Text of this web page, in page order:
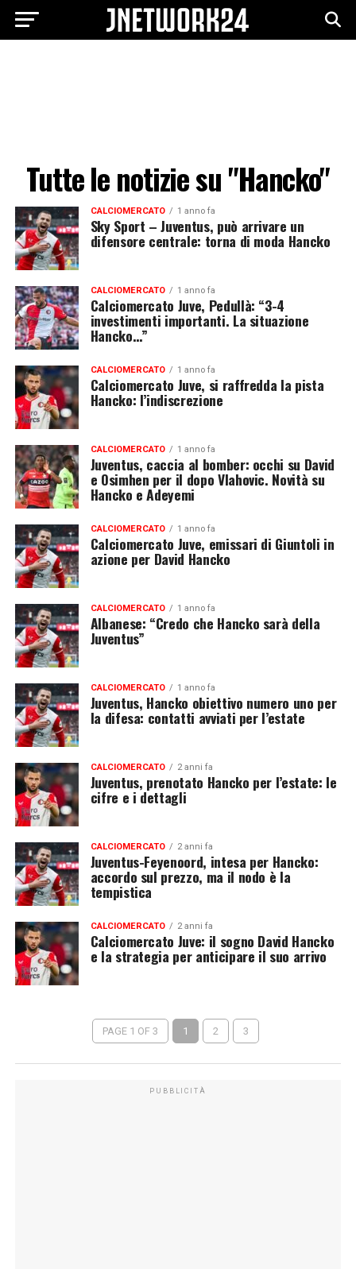
Tutte le notizie su "Hancko"
CALCIOMERCATO 1 anno fa
Sky Sport – Juventus, può arrivare un
difensore centrale: torna di moda Hancko
CALCIOMERCATO 1 anno fa
Calciomercato Juve, Pedullà: “3-4
investimenti importanti. La situazione
Hancko…”
CALCIOMERCATO 1 anno fa
Calciomercato Juve, si raffredda la pista
Hancko: l’indiscrezione
CALCIOMERCATO 1 anno fa
Juventus, caccia al bomber: occhi su David
e Osimhen per il dopo Vlahovic. Novità su
Hancko e Adeyemi
CALCIOMERCATO 1 anno fa
Calciomercato Juve, emissari di Giuntoli in
azione per David Hancko
CALCIOMERCATO 1 anno fa
Albanese: “Credo che Hancko sarà della
Juventus”
CALCIOMERCATO 1 anno fa
Juventus, Hancko obiettivo numero uno per
la difesa: contatti avviati per l’estate
CALCIOMERCATO 2 anni fa
Juventus, prenotato Hancko per l’estate: le
cifre e i dettagli
CALCIOMERCATO 2 anni fa
Juventus-Feyenoord, intesa per Hancko:
accordo sul prezzo, ma il nodo è la
tempistica
CALCIOMERCATO 2 anni fa
Calciomercato Juve: il sogno David Hancko
e la strategia per anticipare il suo arrivo
PAGE 1 OF 3 1 2 3
PUBBLICITÀ